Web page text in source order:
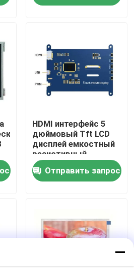
HDMI интерфейс 5
дюймовый Tft LCD
дисплей емкостный
резистивный
сенсорный Raspberry
Pi OS Ubuntu Windows
Отправить запрос